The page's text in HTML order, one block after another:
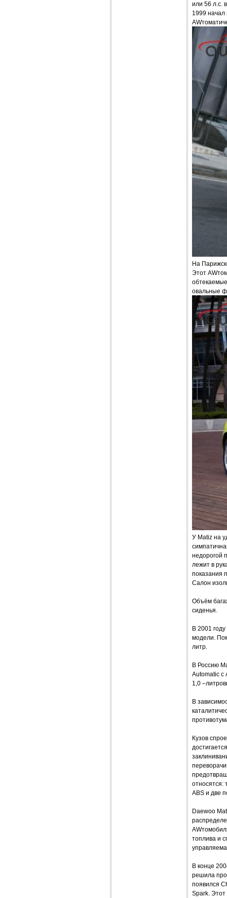
или 56 л.с.
1999 начал
На
Этот
овальные
У Matiz на
недорогой
лежит в
показания
Салон
Объём
сиденья.
В 2001
модели.
литр.
В Россию
Automatic с
1,0
В
Кузов
ABS и две
Daewoo
топлива и
В конце
решила
появился
Spark.